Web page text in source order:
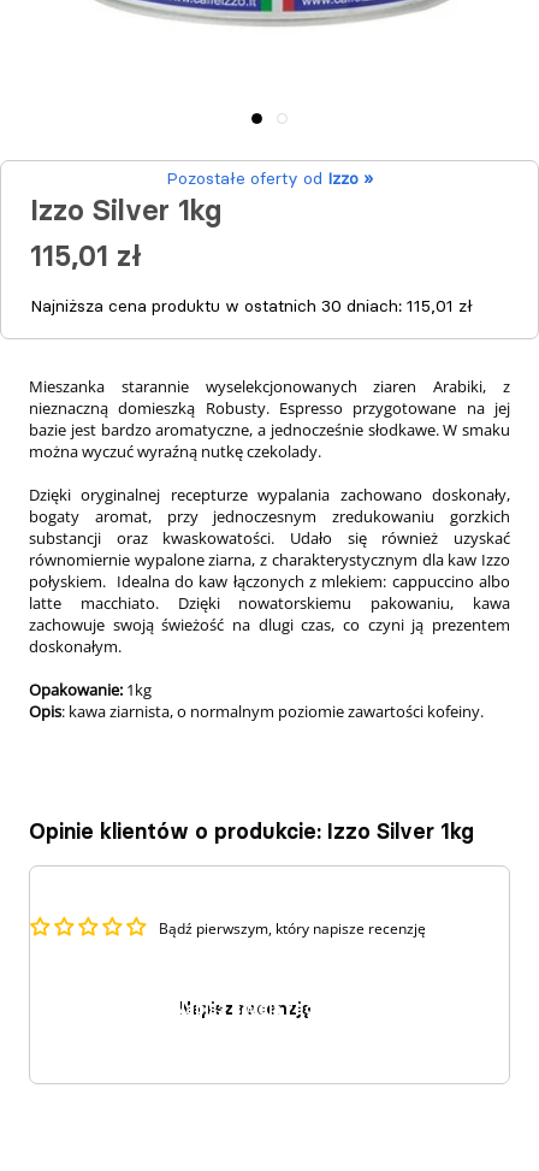
Mieszanka starannie wyselekcjonowanych ziaren Arabiki, z
nieznaczną domieszką Robusty. Espresso przygotowane na jej
bazie jest bardzo aromatyczne, a jednocześnie słodkawe. W smaku
można wyczuć wyraźną nutkę czekolady.
Dzięki oryginalnej recepturze wypalania zachowano doskonały,
bogaty aromat, przy jednoczesnym zredukowaniu gorzkich
substancji oraz kwaskowatości. Udało się również uzyskać
równomiernie wypalone ziarna, z charakterystycznym dla kaw Izzo
połyskiem. Idealna do kaw łączonych z mlekiem: cappuccino albo
latte macchiato. Dzięki nowatorskiemu pakowaniu, kawa
zachowuje swoją świeżość na dlugi czas, co czyni ją prezentem
doskonałym.
Opakowanie: 1kg
Opis: kawa ziarnista, o normalnym poziomie zawartości kofeiny.
Opinie klientów o produkcie: Izzo Silver 1kg
Bądź pierwszym, który napisze recenzję
Napisz recenzję
Pozostałe oferty od Izzo »
Izzo Silver 1kg
115,01 zł
Najniższa cena produktu w ostatnich 30 dniach: 115,01 zł